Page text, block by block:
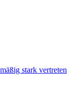
stark vertreten